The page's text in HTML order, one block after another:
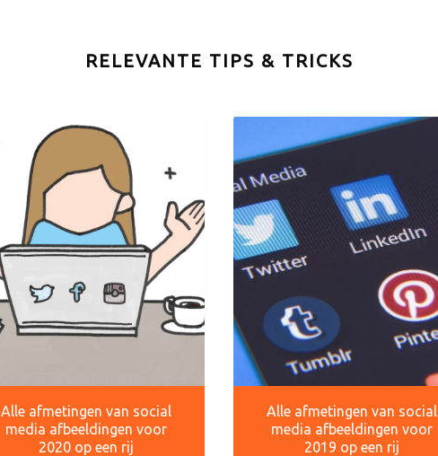
RELEVANTE TIPS & TRICKS
Alle afmetingen van social
media afbeeldingen voor
2020 op een rij
Alle afmetingen van social
media afbeeldingen voor
2019 op een rij